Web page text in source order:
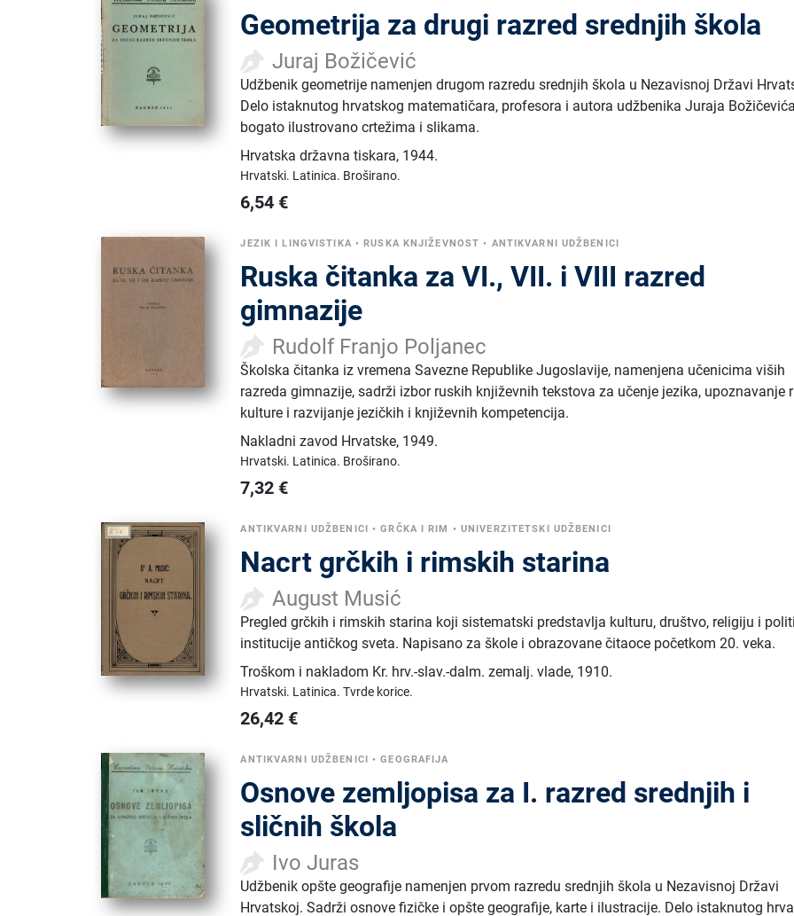
Geometrija za drugi razred srednjih škola
Juraj Božičević
Udžbenik geometrije namenjen drugom razredu srednjih škola u Nezavisnoj Državi
Delo istaknutog hrvatskog matematičara, profesora i autora udžbenika Juraja
bogato ilustrovano crtežima i slikama.
Hrvatska državna tiskara, 1944.
Hrvatski. Latinica. Broširano.
6,54 €
JEZIK I LINGVISTIKA •RUSKA KNJIŽEVNOST • ANTIKVARNI UDŽBENICI
Ruska čitanka za VI., VII. i VIII razred
gimnazije
Rudolf Franjo Poljanec
Školska čitanka iz vremena Savezne Republike Jugoslavije, namenjena učenicima viših
razreda gimnazije, sadrži izbor ruskih književnih tekstova za učenje jezika, upoznavanje
kulture i razvijanje jezičkih i književnih kompetencija.
Nakladni zavod Hrvatske, 1949.
Hrvatski. Latinica. Broširano.
7,32 €
ANTIKVARNI UDŽBENICI •GRČKA I RIM • UNIVERZITETSKI UDŽBENICI
Nacrt grčkih i rimskih starina
August Musić
Pregled grčkih i rimskih starina koji sistematski predstavlja kulturu, društvo, religiju i
institucije antičkog sveta. Napisano za škole i obrazovane čitaoce početkom 20. veka.
Troškom i nakladom Kr. hrv.-slav.-dalm. zemalj. vlade, 1910.
Hrvatski. Latinica.Tvrde korice.
26,42 €
ANTIKVARNI UDŽBENICI •GEOGRAFIJA
Osnove zemljopisa za I. razred srednjih i
sličnih škola
Ivo Juras
Udžbenik opšte geografije namenjen prvom razredu srednjih škola u Nezavisnoj Državi
Hrvatskoj. Sadrži osnove fizičke i opšte geografije, karte i ilustracije. Delo istaknutog